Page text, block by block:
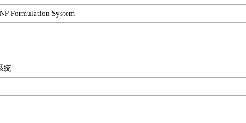
Formulation System
统